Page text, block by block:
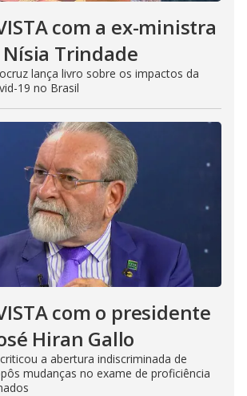
com a ex-ministra
Nísia Trindade
lança livro sobre os impactos da
19 no Brasil
com o presidente
Hiran Gallo
a abertura indiscriminada de
mudanças no exame de proficiência